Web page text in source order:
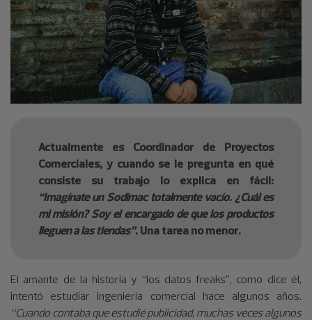
Actualmente es Coordinador de Proyectos
Comerciales, y cuando se le pregunta en qué
consiste su trabajo lo explica en fácil:
“Imagínate un Sodimac totalmente vacío. ¿Cuál es
mi misión? Soy el encargado de que los productos
lleguen a las tiendas”. Una tarea no menor.
El amante de la historia y “los datos freaks”, como dice él,
intentó estudiar ingeniería comercial hace algunos años.
“Cuando contaba que estudié publicidad, muchas veces algunos